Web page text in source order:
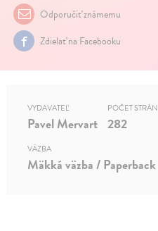
Odporučiť známemu
Zdielať na Facebooku
VYDAVATEĽ
Pavel Mervart
POČET STRÁN
282
VÄZBA
Mäkká väzba / Paperback